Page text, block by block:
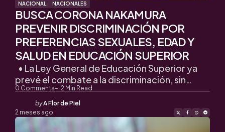
NACIONAL NACIONALES
BUSCA CORONA NAKAMURA
PREVENIR DISCRIMINACIÓN POR
PREFERENCIAS SEXUALES, EDAD Y
SALUD EN EDUCACIÓN SUPERIOR
0 Comments 2 Min Read
• La Ley General de Educación Superior ya
prevé el combate a la discriminación, sin…
Posted
by
byA Flor de Piel
2 meses ago